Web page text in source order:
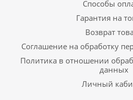
Способы
Гарантия на
Возврат
Соглашение на обработку
Политика в отношении
данных
Личный